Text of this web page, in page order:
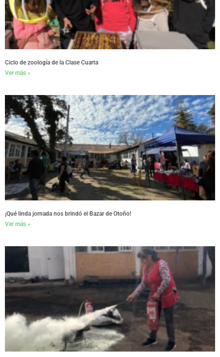
Ciclo de zoología de la Clase Cuarta
Ver más »
¡Qué linda jornada nos brindó el Bazar de Otoño!
Ver más »